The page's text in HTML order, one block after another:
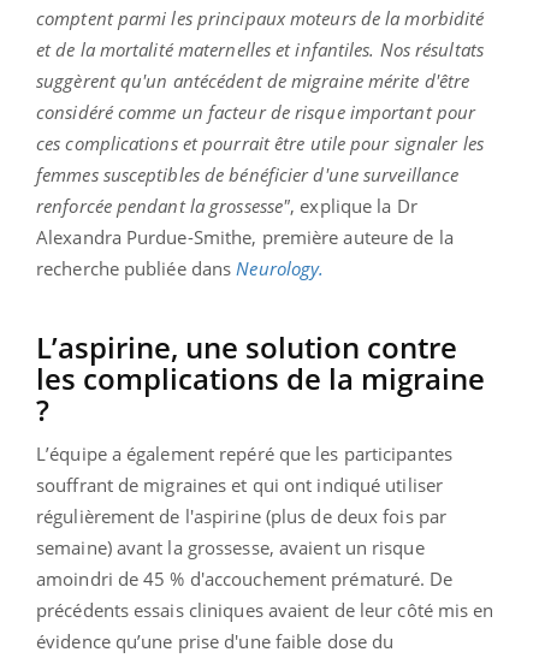
comptent parmi les principaux moteurs de la morbidité
et de la mortalité maternelles et infantiles. Nos résultats
suggèrent qu'un antécédent de migraine mérite d'être
considéré comme un facteur de risque important pour
ces complications et pourrait être utile pour signaler les
femmes susceptibles de bénéficier d'une surveillance
renforcée pendant la grossesse", explique la Dr
Alexandra Purdue-Smithe, première auteure de la
recherche publiée dans Neurology.
L’aspirine, une solution contre
les complications de la migraine
?
L’équipe a également repéré que les participantes
souffrant de migraines et qui ont indiqué utiliser
régulièrement de l'aspirine (plus de deux fois par
semaine) avant la grossesse, avaient un risque
amoindri de 45 % d'accouchement prématuré. De
précédents essais cliniques avaient de leur côté mis en
évidence qu’une prise d'une faible dose du